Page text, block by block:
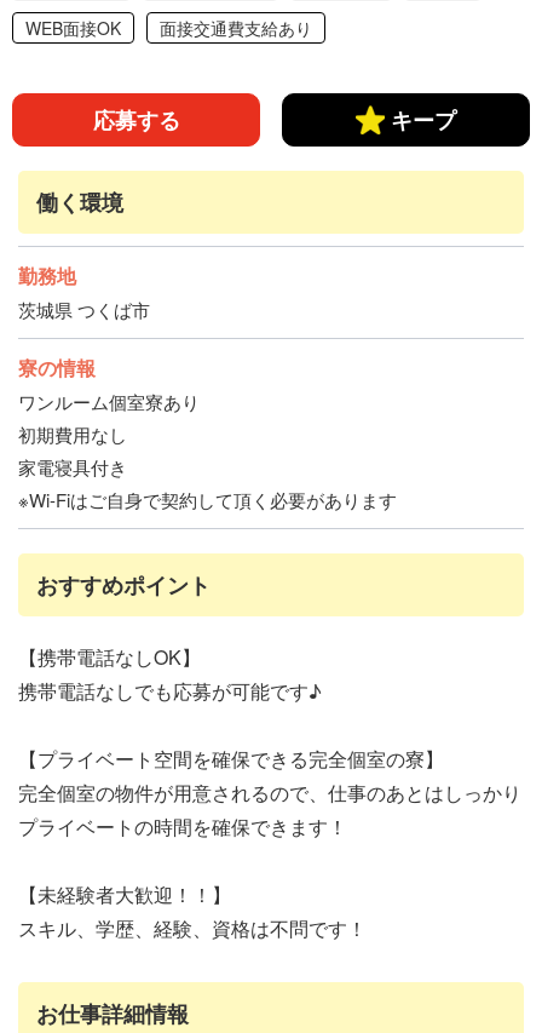
WEB面接OK
面接交通費支給あり
応募する キープ
働く環境
勤務地
茨城県 つくば市
寮の情報
ワンルーム個室寮あり
初期費用なし
家電寝具付き
※Wi-Fiはご自身で契約して頂く必要があります
おすすめポイント
【携帯電話なしOK】
携帯電話なしでも応募が可能です♪
【プライベート空間を確保できる完全個室の寮】
完全個室の物件が用意されるので、仕事のあとはしっかり
プライベートの時間を確保できます！
【未経験者大歓迎！！】
スキル、学歴、経験、資格は不問です！
お仕事詳細情報